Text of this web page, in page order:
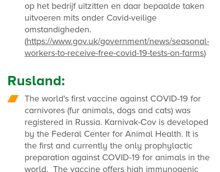
op het bedrijf uitzitten en daar bepaalde taken
uitvoeren mits onder Covid-veilige
omstandigheden.
(https://www.gov.uk/government/news/seasonal-
workers-to-receive-free-covid-19-tests-on-farms)
Rusland:
The world's first vaccine against COVID-19 for
carnivores (fur animals, dogs and cats) was
registered in Russia. Karnivak-Сov is developed
by the Federal Center for Animal Health. It is
the first and currently the only prophylactic
preparation against COVID-19 for animals in the
world. The vaccine offers high immunogenic